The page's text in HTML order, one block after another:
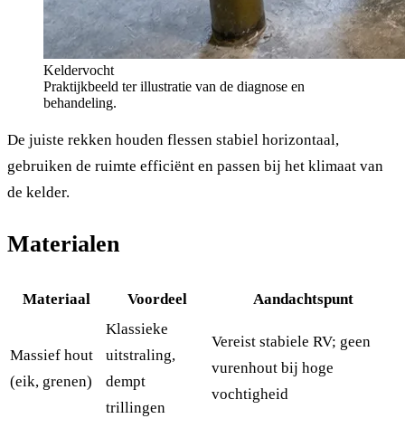
Keldervocht
Praktijkbeeld ter illustratie van de diagnose en
behandeling.
De juiste rekken houden flessen stabiel horizontaal,
gebruiken de ruimte efficiënt en passen bij het klimaat van
de kelder.
Materialen
Materiaal Voordeel Aandachtspunt
Massief hout
(eik, grenen)
Klassieke
uitstraling,
dempt
trillingen
Vereist stabiele RV; geen
vurenhout bij hoge
vochtigheid